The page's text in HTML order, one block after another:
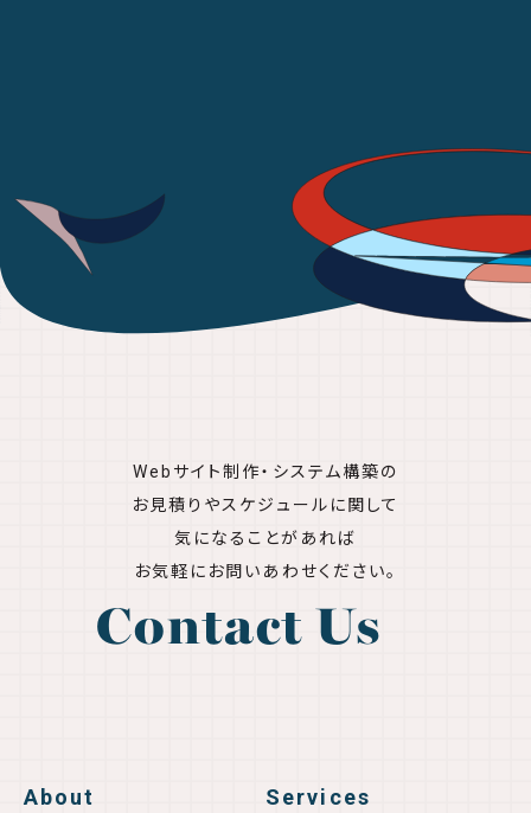
Webサイト制作・システム構築の
お見積りやスケジュールに関して
気になることがあれば
お気軽にお問いあわせください。
Contact Us
About Services